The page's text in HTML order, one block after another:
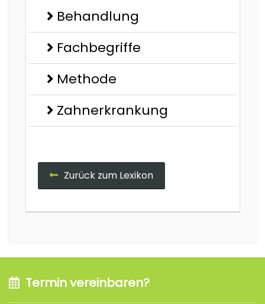
Behandlung
Fachbegriffe
Methode
Zahnerkrankung
Zurück zum Lexikon
Termin vereinbaren?